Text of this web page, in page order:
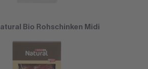
Bio Rohschinken Midi